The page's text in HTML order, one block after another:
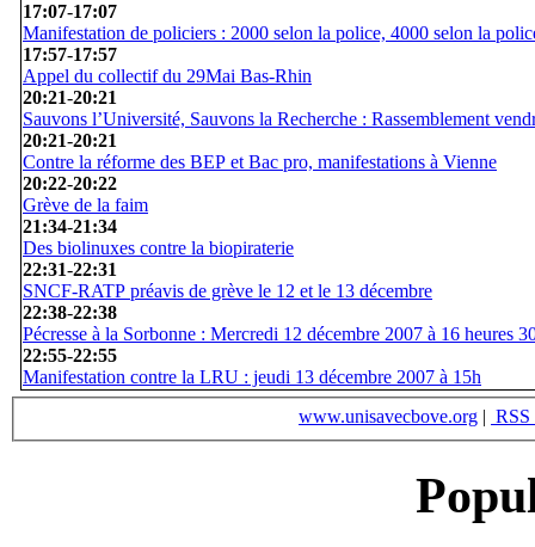
17:07-17:07
Manifestation de policiers : 2000 selon la police, 4000 selon la
17:57-17:57
Appel du collectif du 29Mai Bas-Rhin
20:21-20:21
Sauvons l’Université, Sauvons la Recherche : Rassemblement
20:21-20:21
Contre la réforme des BEP et Bac pro, manifestations à Vienne
20:22-20:22
Grève de la faim
21:34-21:34
Des biolinuxes contre la biopiraterie
22:31-22:31
SNCF-RATP préavis de grève le 12 et le 13 décembre
22:38-22:38
Pécresse à la Sorbonne : Mercredi 12 décembre 2007 à 16 heures
22:55-22:55
Manifestation contre la LRU : jeudi 13 décembre 2007 à 15h
www.unisavecbove.org | RSS